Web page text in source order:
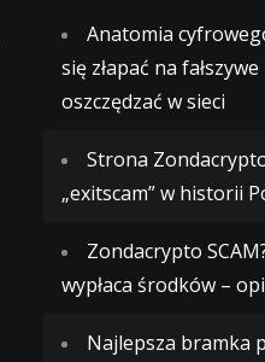
Anatomia
się złapać na
oszczędzać w sieci
Strona
„exitscam” w historii
Zondacrypto
wypłaca środków –
Najlepsza bramka